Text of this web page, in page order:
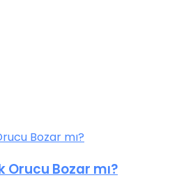
Orucu Bozar mı?